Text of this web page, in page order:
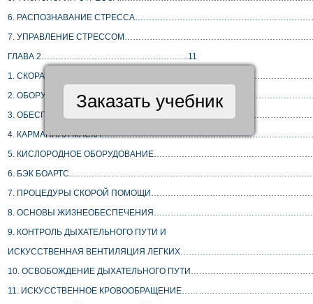
Заказать учебник
6. РАСПОЗНАВАНИЕ
7. УПРАВЛЕНИЕ
ГЛАВА 2…………………………………….……….11
1. СКОРАЯ
2. ОБОРУДОВАНИЕ СКОРОЙ
3. ОБЕСПЕЧЕНИЕ СКОРОЙ
4. КАРМАННАЯ
5. КИСЛОРОДНОЕ
6. БЭК
7. ПРОЦЕДУРЫ СКОРОЙ
8. ОСНОВЫ
9. КОНТРОЛЬ ДЫХАТЕЛЬНОГО ПУТИ И
ИСКУССТВЕННАЯ ВЕНТИЛЯЦИЯ
10. ОСВОБОЖДЕНИЕ ДЫХАТЕЛЬНОГО
11. ИСКУССТВЕННОЕ